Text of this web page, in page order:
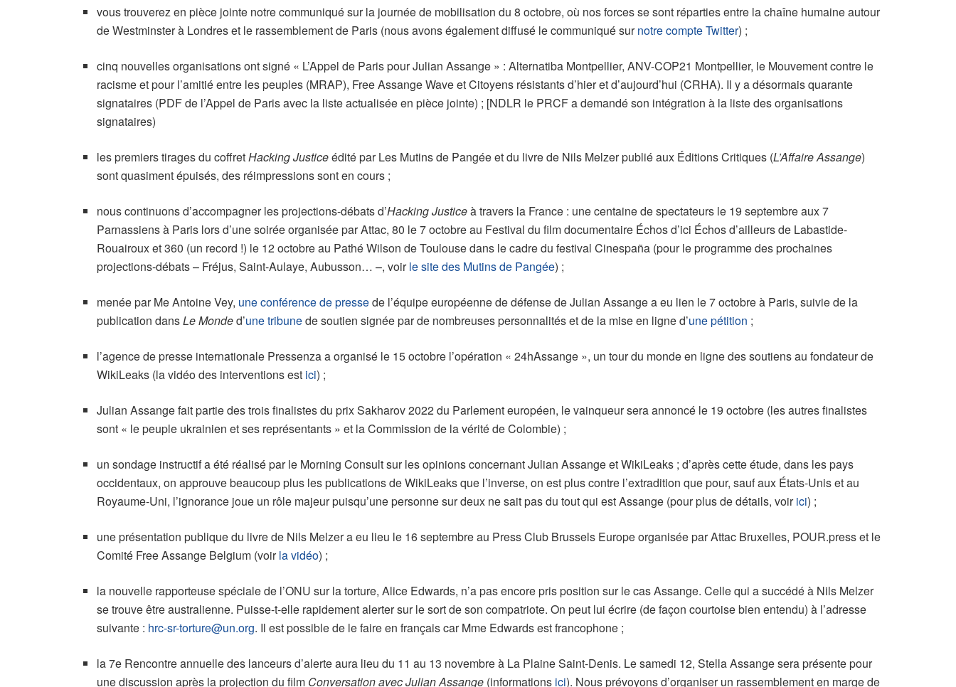
vous trouverez en pièce jointe notre communiqué sur la journée de mobilisation du 8 octobre, où nos forces se sont réparties entre la chaîne humaine autour
de Westminster à Londres et le rassemblement de Paris (nous avons également diffusé le communiqué surnotre compte Twitter) ;
cinq nouvelles organisations ont signé « L’Appel de Paris pour Julian Assange » : Alternatiba Montpellier, ANV-COP21 Montpellier, le Mouvement contre le
racisme et pour l’amitié entre les peuples (MRAP), Free Assange Wave et Citoyens résistants d’hier et d’aujourd’hui (CRHA). Il y a désormais quarante
signataires (PDF de l’Appel de Paris avec la liste actualisée en pièce jointe) ; [NDLR le PRCF a demandé son intégration à la liste des organisations
signataires)
les premiers tirages du coffretHacking Justiceédité par Les Mutins de Pangée et du livre de Nils Melzer publié aux Éditions Critiques (L’Affaire Assange)
sont quasiment épuisés, des réimpressions sont en cours ;
nous continuons d’accompagner les projections-débats d’Hacking Justiceà travers la France : une centaine de spectateurs le 19 septembre aux 7
Parnassiens à Paris lors d’une soirée organisée par Attac, 80 le 7 octobre au Festival du film documentaire Échos d’ici Échos d’ailleurs de Labastide-
Rouairoux et 360 (un record !) le 12 octobre au Pathé Wilson de Toulouse dans le cadre du festival Cinespaña (pour le programme des prochaines
projections-débats – Fréjus, Saint-Aulaye, Aubusson… –, voirle site des Mutins de Pangée) ;
menée par Me Antoine Vey, une conférence de pressede l’équipe européenne de défense de Julian Assange a eu lien le 7 octobre à Paris, suivie de la
publication dansLe Monded’une tribunede soutien signée par de nombreuses personnalités et de la mise en ligne d’une pétition ;
l’agence de presse internationale Pressenza a organisé le 15 octobre l’opération « 24hAssange », un tour du monde en ligne des soutiens au fondateur de
WikiLeaks (la vidéo des interventions est ici) ;
Julian Assange fait partie des trois finalistes du prix Sakharov 2022 du Parlement européen, le vainqueur sera annoncé le 19 octobre (les autres finalistes
sont « le peuple ukrainien et ses représentants » et la Commission de la vérité de Colombie) ;
un sondage instructif a été réalisé par le Morning Consult sur les opinions concernant Julian Assange et WikiLeaks ; d’après cette étude, dans les pays
occidentaux, on approuve beaucoup plus les publications de WikiLeaks que l’inverse, on est plus contre l’extradition que pour, sauf aux États-Unis et au
Royaume-Uni, l’ignorance joue un rôle majeur puisqu’une personne sur deux ne sait pas du tout qui est Assange (pour plus de détails, voirici) ;
une présentation publique du livre de Nils Melzer a eu lieu le 16 septembre au Press Club Brussels Europe organisée par Attac Bruxelles, POUR.press et le
Comité Free Assange Belgium (voirla vidéo) ;
la nouvelle rapporteuse spéciale de l’ONU sur la torture, Alice Edwards, n’a pas encore pris position sur le cas Assange. Celle qui a succédé à Nils Melzer
se trouve être australienne. Puisse-t-elle rapidement alerter sur le sort de son compatriote. On peut lui écrire (de façon courtoise bien entendu) à l’adresse
suivante : hrc-sr-torture@un.org. Il est possible de le faire en français car Mme Edwards est francophone ;
la 7e Rencontre annuelle des lanceurs d’alerte aura lieu du 11 au 13 novembre à La Plaine Saint-Denis. Le samedi 12, Stella Assange sera présente pour
une discussion après la projection du film Conversation avec Julian Assange (informations ici). Nous prévoyons d’organiser un rassemblement en marge de